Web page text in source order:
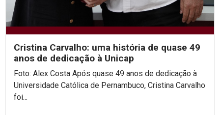
Cristina Carvalho: uma história de quase 49
anos de dedicação à Unicap
Foto: Alex Costa Após quase 49 anos de dedicação à
Universidade Católica de Pernambuco, Cristina Carvalho
foi...